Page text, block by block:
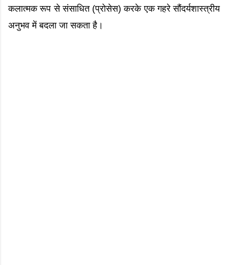
कलात्मक रूप से संसाधित (प्रोसेस) करके एक गहरे सौंदर्यशास्त्रीय
अनुभव में बदला जा सकता है।